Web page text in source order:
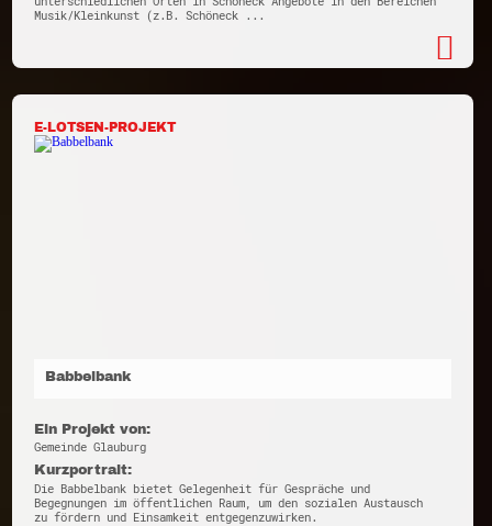
Musik/Kleinkunst (z.B. Schöneck ...
E-LOTSEN-PROJEKT
Babbelbank
Ein Projekt von:
Gemeinde Glauburg
Kurzportrait:
Die Babbelbank bietet Gelegenheit für Gespräche und
Begegnungen im öffentlichen Raum, um den sozialen Austausch
zu fördern und Einsamkeit entgegenzuwirken.